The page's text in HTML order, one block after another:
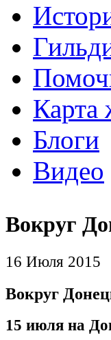
Карта
Блоги
Видео
Вокруг
16 Июля 2015
Вокруг
15 июля на